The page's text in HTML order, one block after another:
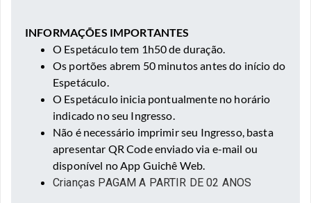
INFORMAÇÕES IMPORTANTES
O Espetáculo tem 1h50 de duração.
Os portões abrem 50 minutos antes do início do
Espetáculo.
O Espetáculo inicia pontualmente no horário
indicado no seu Ingresso.
Não é necessário imprimir seu Ingresso, basta
apresentar QR Code enviado via e-mail ou
disponível no App Guichê Web.
Crianças PAGAM A PARTIR DE 02 ANOS